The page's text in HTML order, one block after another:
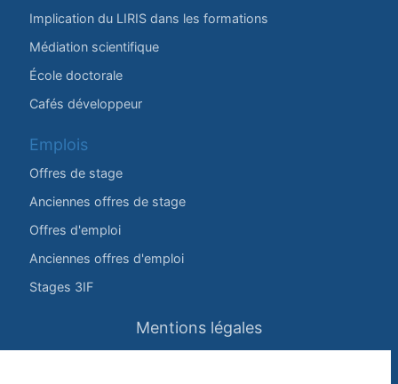
Implication du LIRIS dans les formations
Médiation scientifique
École doctorale
Cafés développeur
Emplois
Offres de stage
Anciennes offres de stage
Offres d'emploi
Anciennes offres d'emploi
Stages 3IF
Mentions légales